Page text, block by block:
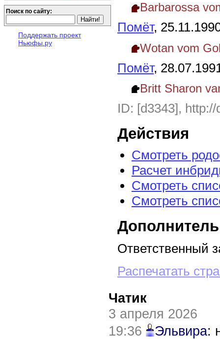
Поиск по сайту:
Поддержать проект
Ньюфы.ру
Barbarossa
Помёт,
Wotan vom
Помёт,
Britt Sharon
ID: [d3343],
Действия
Смотреть
Расчет
Смотреть
Смотреть
Ответственный
Распечатать
Чатик
3 апреля 2026
19:36
Эльвира: